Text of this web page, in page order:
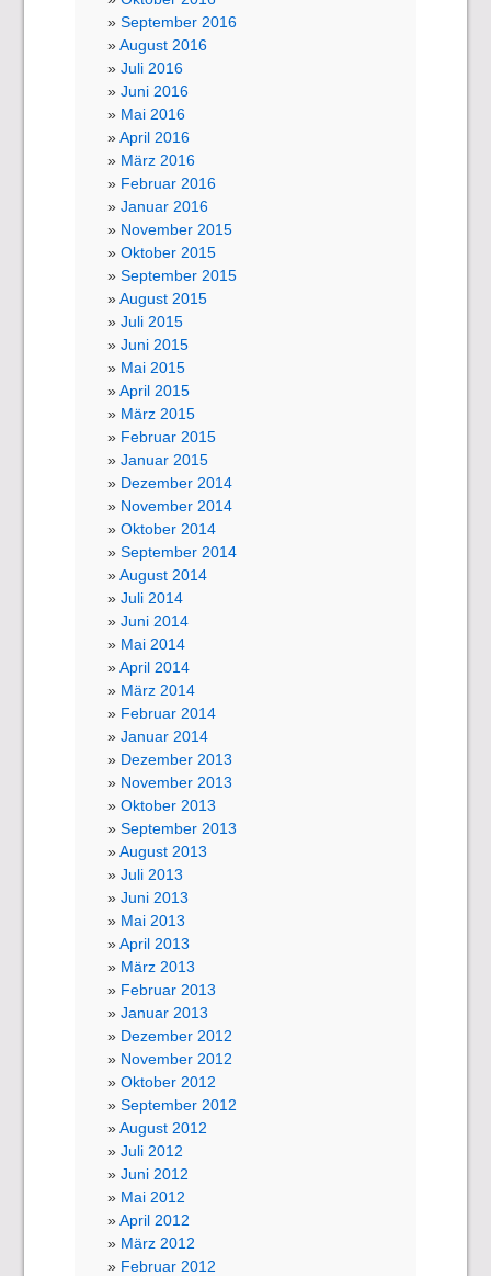
September 2016
August 2016
Juli 2016
Juni 2016
Mai 2016
April 2016
März 2016
Februar 2016
Januar 2016
November 2015
Oktober 2015
September 2015
August 2015
Juli 2015
Juni 2015
Mai 2015
April 2015
März 2015
Februar 2015
Januar 2015
Dezember 2014
November 2014
Oktober 2014
September 2014
August 2014
Juli 2014
Juni 2014
Mai 2014
April 2014
März 2014
Februar 2014
Januar 2014
Dezember 2013
November 2013
Oktober 2013
September 2013
August 2013
Juli 2013
Juni 2013
Mai 2013
April 2013
März 2013
Februar 2013
Januar 2013
Dezember 2012
November 2012
Oktober 2012
September 2012
August 2012
Juli 2012
Juni 2012
Mai 2012
April 2012
März 2012
Februar 2012